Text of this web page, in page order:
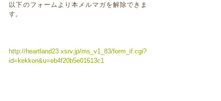
以下のフォームより本メルマガを解除できま
す。
http://heartland23.xsrv.jp/ms_v1_83/form_if.cgi?
id=kekkon&u=eb4f20b5e01613c1